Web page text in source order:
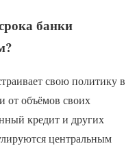
банки
свою политику в
от объёмов своих
кредит и других
центральным